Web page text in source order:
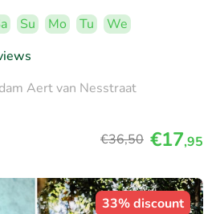
Su Mo Tu
We
Aert van Nesstraat
€36,50 €17,95
33% discount